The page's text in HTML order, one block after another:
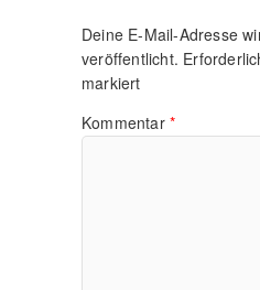
Deine E-Mail-Adresse
veröffentlicht.
markiert
Kommentar *